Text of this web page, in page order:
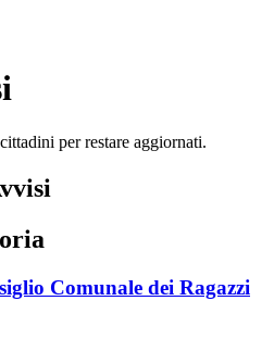
per restare aggiornati.
Comunale dei Ragazzi